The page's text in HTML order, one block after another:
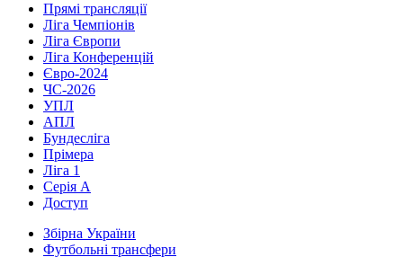
Прямі трансляції
Ліга Чемпіонів
Ліга Європи
Ліга Конференцій
Євро-2024
ЧС-2026
УПЛ
АПЛ
Бундесліга
Прімера
Ліга 1
Серія А
Доступ
Збірна України
Футбольні трансфери